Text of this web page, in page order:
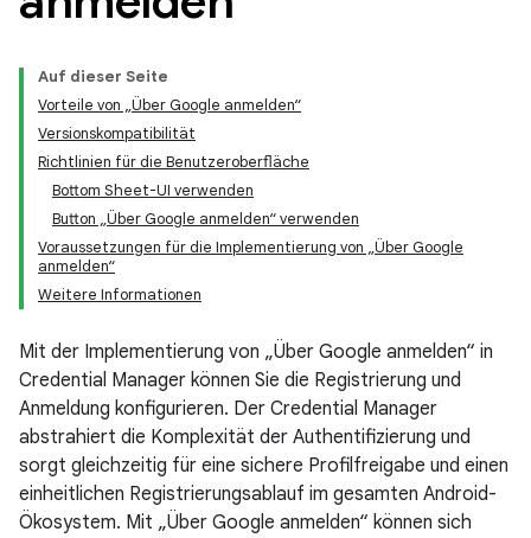
Auf dieser Seite
Vorteile von „Über Google anmelden“
Versionskompatibilität
Richtlinien für die Benutzeroberfläche
Bottom Sheet-UI verwenden
Button „Über Google anmelden“ verwenden
Voraussetzungen für die Implementierung von „Über Google
anmelden“
Weitere Informationen
Mit der Implementierung von „Über Google anmelden“ in
Credential Manager können Sie die Registrierung und
Anmeldung konfigurieren. Der Credential Manager
abstrahiert die Komplexität der Authentifizierung und
sorgt gleichzeitig für eine sichere Profilfreigabe und einen
einheitlichen Registrierungsablauf im gesamten Android-
Ökosystem. Mit „Über Google anmelden“ können sich